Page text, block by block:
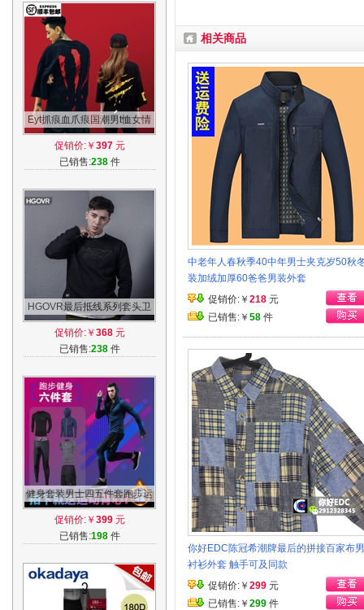
Eyt抓痕血爪痕国潮男t恤女情
侣装短袖潮流夏装潮牌SUA
SuaMoment
促销价:￥ 397元
已销售:238件
HGOVR最后抵线系列套头卫
衣立体刺绣男秋冬新品潮学生
长袖潮牌
促销价:￥ 368元
已销售:238件
健身套装男士四五件套跑步运
动套装健身服健身房训练服速
干紧身衣
促销价:￥ 399元
已销售:198件
相关商品
中老年人春秋季40中年男士夹克岁50秋
装加绒加厚60爸爸男装外套
促销价:￥ 218 元
已销售:￥ 58 件
你好EDC陈冠希潮牌最后的拼接百家布
衬衫外套 触手可及同款
促销价:￥ 299 元
已销售:￥ 299 件